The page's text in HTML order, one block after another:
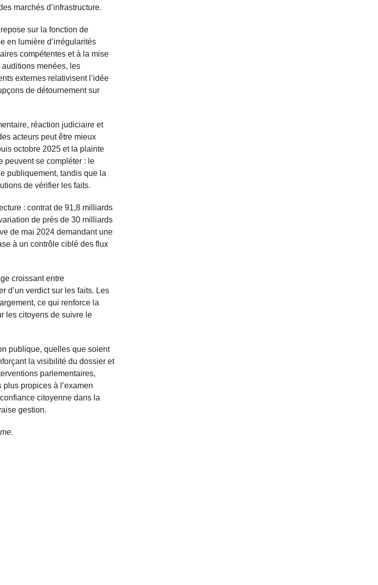
marchés d’infrastructure.
sur la fonction de
en lumière d’irrégularités
compétentes et à la mise
menées, les
externes relativisent l’idée
de détournement sur
réaction judiciaire et
acteurs peut être mieux
octobre 2025 et la plainte
peuvent se compléter : le
publiquement, tandis que la
de vérifier les faits.
: contrat de 91,8 milliards
de près de 30 milliards
de mai 2024 demandant une
à un contrôle ciblé des flux
croissant entre
d’un verdict sur les faits. Les
ce qui renforce la
les citoyens de suivre le
publique, quelles que soient
la visibilité du dossier et
parlementaires,
propices à l’examen
citoyenne dans la
gestion.